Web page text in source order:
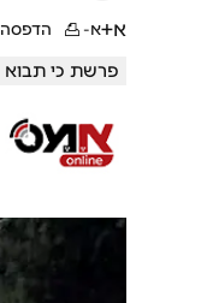
א+א- הדפסה
פרשת כי תבוא